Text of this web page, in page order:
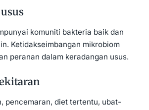
komuniti bakteria baik dan
Ketidakseimbangan mikrobiom
peranan dalam keradangan usus.
pencemaran, diet tertentu, ubat-